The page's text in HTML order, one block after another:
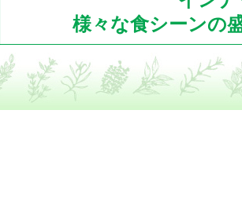
様々な食シーンの